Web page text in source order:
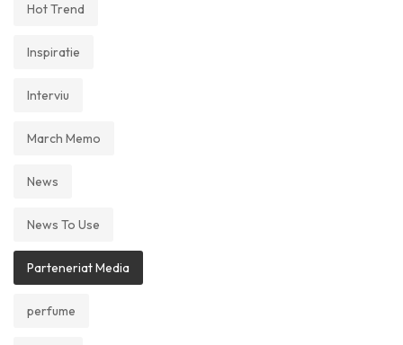
Hot Trend
Inspiratie
Interviu
March Memo
News
News To Use
Parteneriat Media
perfume